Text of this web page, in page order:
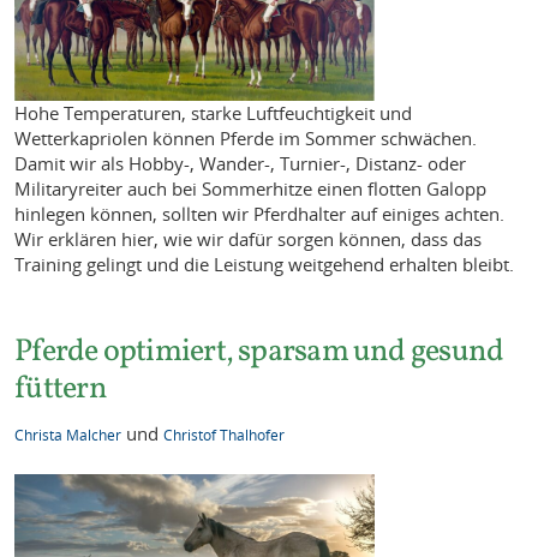
Hohe Temperaturen, starke Luftfeuchtigkeit und
Wetterkapriolen können Pferde im Sommer schwächen.
Damit wir als Hobby-, Wander-, Turnier-, Distanz- oder
Militaryreiter auch bei Sommerhitze einen flotten Galopp
hinlegen können, sollten wir Pferdhalter auf einiges achten.
Wir erklären hier, wie wir dafür sorgen können, dass das
Training gelingt und die Leistung weitgehend erhalten bleibt.
Pferde optimiert, sparsam und gesund
füttern
Christa Malcher undChristof Thalhofer